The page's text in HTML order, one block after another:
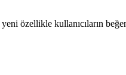
özellikle kullanıcıların